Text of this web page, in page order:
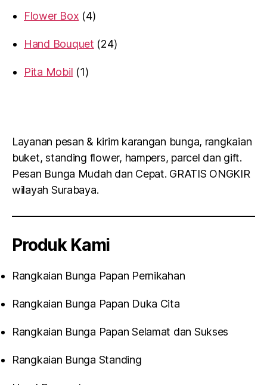
Flower Box 4
Hand Bouquet 24
Pita Mobil 1
Layanan pesan & kirim karangan bunga, rangkaian
buket, standing flower, hampers, parcel dan gift.
Pesan Bunga Mudah dan Cepat. GRATIS ONGKIR
wilayah Surabaya.
Produk Kami
Rangkaian Bunga Papan Pernikahan
Rangkaian Bunga Papan Duka Cita
Rangkaian Bunga Papan Selamat dan Sukses
Rangkaian Bunga Standing